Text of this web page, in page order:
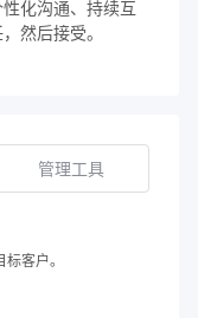
化沟通、持续互
然后接受。
管理工具
客户。